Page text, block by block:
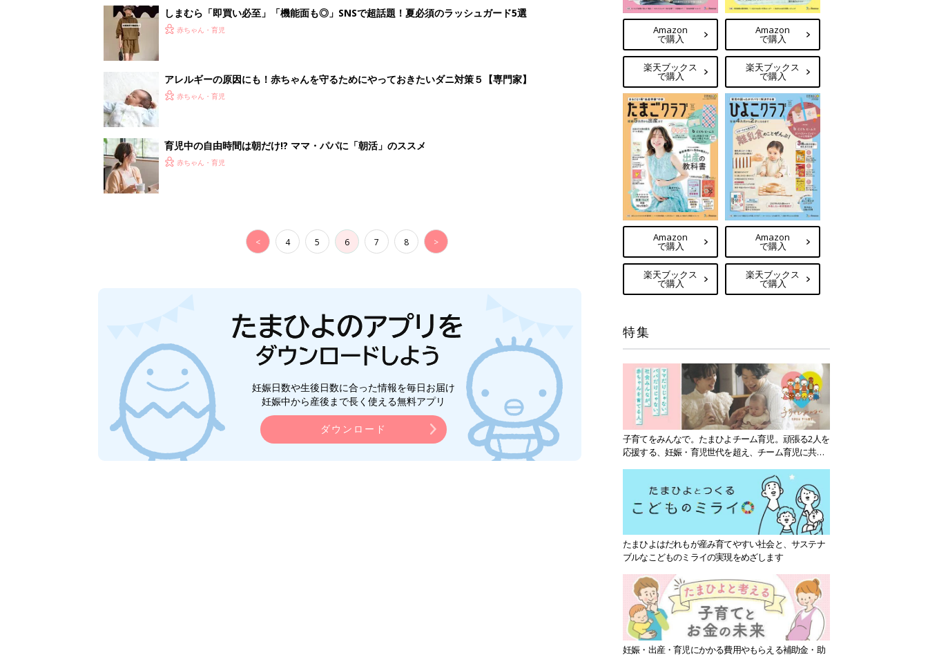
しまむら「即買い必至」「機能面も◎」SNSで超話題！夏必須のラッシュガード5選
赤ちゃん・育児
アレルギーの原因にも！赤ちゃんを守るためにやっておきたいダニ対策５【専門家】
赤ちゃん・育児
育児中の自由時間は朝だけ!? ママ・パパに「朝活」のススメ
赤ちゃん・育児
< 4 5 6 7 8 >
妊娠日数や生後日数に合った情報を毎日お届け
妊娠中から産後まで長く使える無料アプリ
ダウンロード
Amazon
で購入
楽天ブックス
で購入
Amazon
で購入
楽天ブックス
で購入
Amazon
で購入
楽天ブックス
で購入
Amazon
で購入
楽天ブックス
で購入
特集
子育てをみんなで。たまひよチーム育児。頑張る2人を
応援する、妊娠・育児世代を超え、チーム育児に共感
たまひよはだれもが産み育てやすい社会と、サステナ
ブルなこどものミライの実現をめざします
妊娠・出産・育児にかかる費用やもらえる補助金・助